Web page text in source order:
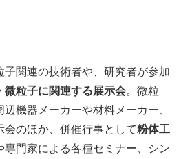
子関連の技術者や、研究者が参加
微粒子に関連する展示会。微粒
機器メーカーや材料メーカー、
のほか、併催行事として粉体工
専門家による各種セミナー、シン